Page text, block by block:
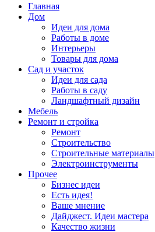
Главная
Дом
Идеи для дома
Работы в доме
Интерьеры
Товары для дома
Сад и участок
Идеи для сада
Работы в саду
Ландшафтный дизайн
Мебель
Ремонт и стройка
Ремонт
Строительство
Строительные материалы
Электроинструменты
Прочее
Бизнес идеи
Есть идея!
Ваше мнение
Дайджест. Идеи мастера
Качество жизни